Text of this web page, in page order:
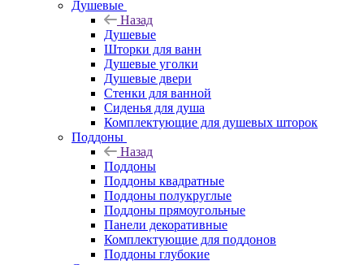
Душевые
Назад
Душевые
Шторки для ванн
Душевые уголки
Душевые двери
Стенки для ванной
Сиденья для душа
Комплектующие для душевых шторок
Поддоны
Назад
Поддоны
Поддоны квадратные
Поддоны полукруглые
Поддоны прямоугольные
Панели декоративные
Комплектующие для поддонов
Поддоны глубокие